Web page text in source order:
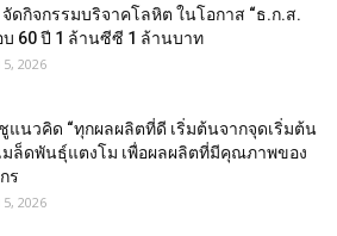
ดกิจกรรมบริจาคโลหิต ในโอกาส “ธ.ก.ส.
บ 60 ปี 1 ล้านซีซี 1 ล้านบาท
2026
แนวคิด “ทุกผลผลิตที่ดี เริ่มต้นจากจุดเริ่มต้น
มล็ดพันธุ์แตงโม เพื่อผลผลิตที่มีคุณภาพของ
ร
2026